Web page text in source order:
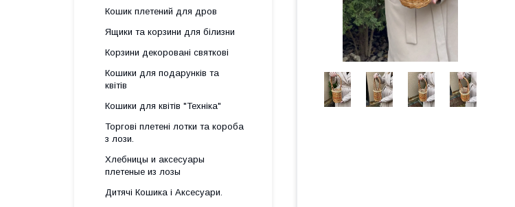
Кошик плетений для дров
Ящики та корзини для білизни
Корзини декоровані святкові
Кошики для подарунків та
квітів
Кошики для квітів "Техніка"
Торгові плетені лотки та короба
з лози.
Хлебницы и аксесуары
плетеные из лозы
Дитячі Кошика і Аксесуари.